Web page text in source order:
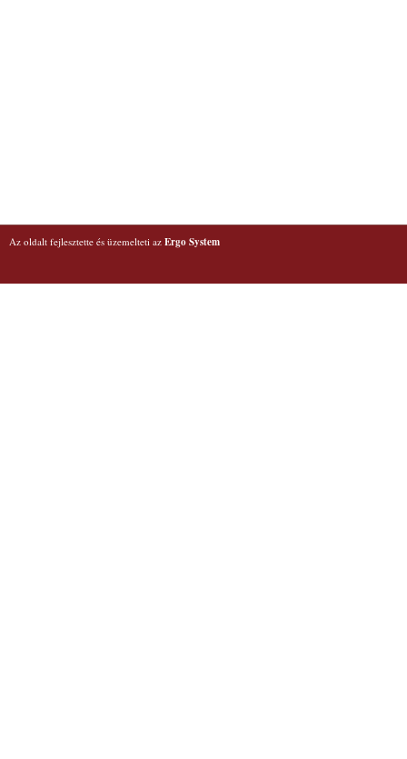
Az oldalt fejlesztette és üzemelteti az Ergo System